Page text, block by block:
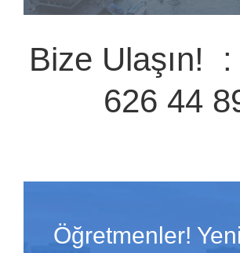
Bize Ulaşın!
626 44
Öğretmenler!